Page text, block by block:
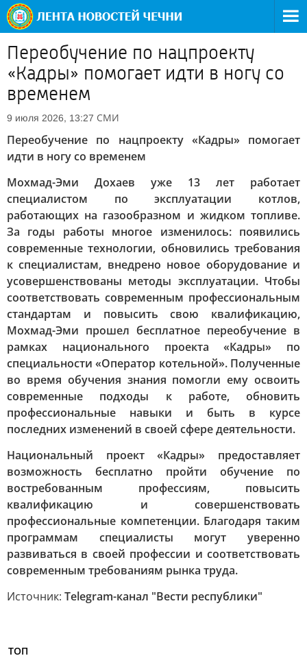
Переобучение по нацпроекту
«Кадры» помогает идти в ногу со
временем
9 июля 2026, 13:27 СМИ
Переобучение по нацпроекту «Кадры» помогает
идти в ногу со временем
Мохмад-Эми Дохаев уже 13 лет работает
специалистом по эксплуатации котлов,
работающих на газообразном и жидком топливе.
За годы работы многое изменилось: появились
современные технологии, обновились требования
к специалистам, внедрено новое оборудование и
усовершенствованы методы эксплуатации. Чтобы
соответствовать современным профессиональным
стандартам и повысить свою квалификацию,
Мохмад-Эми прошел бесплатное переобучение в
рамках национального проекта «Кадры» по
специальности «Оператор котельной». Полученные
во время обучения знания помогли ему освоить
современные подходы к работе, обновить
профессиональные навыки и быть в курсе
последних изменений в своей сфере деятельности.
Национальный проект «Кадры» предоставляет
возможность бесплатно пройти обучение по
востребованным профессиям, повысить
квалификацию и совершенствовать
профессиональные компетенции. Благодаря таким
программам специалисты могут уверенно
развиваться в своей профессии и соответствовать
современным требованиям рынка труда.
Источник: Telegram-канал "Вести республики"
ТОП